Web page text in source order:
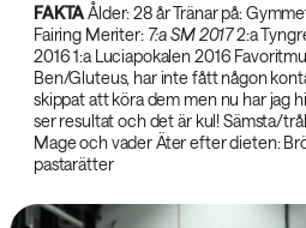
FAKTAÅlder: 28 år Tränar på:
Fairing Meriter: 7:a SM 20172:a
2016 1:a Luciapokalen 2016
Ben/Gluteus, har inte fått någon
skippat att köra dem men nu har jag
ser resultat och det är kul! Sämsta/
Mage och vader Äter efter dieten:
pastarätter